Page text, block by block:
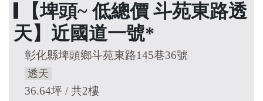
【埤頭~ 低總價 斗苑東路透
天】近國道一號*
彰化縣埤頭鄉斗苑東路145巷36號
透天
36.64坪 / 共2樓